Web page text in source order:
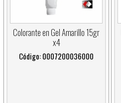
Colorante en Gel Amarillo 15gr
x4
Código: 0007200036000